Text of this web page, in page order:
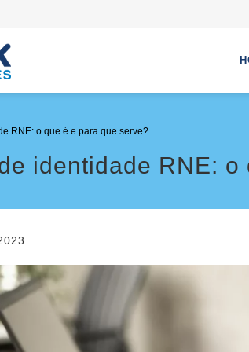
RNE: o que é e para que serve?
identidade RNE: